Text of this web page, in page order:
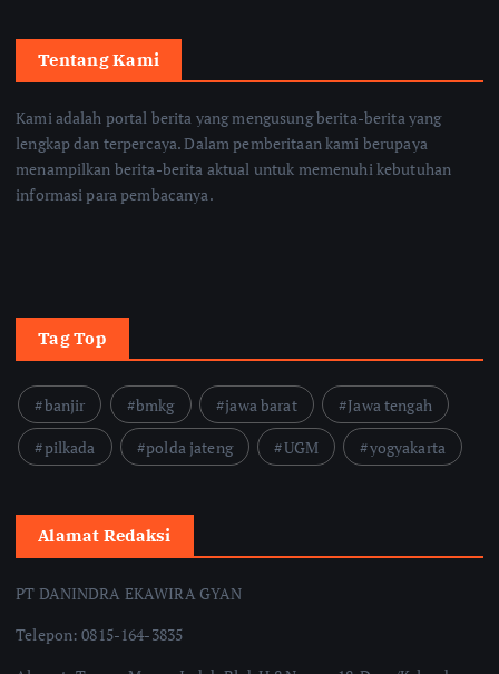
Tentang Kami
Kami adalah portal berita yang mengusung berita-berita yang
lengkap dan terpercaya. Dalam pemberitaan kami berupaya
menampilkan berita-berita aktual untuk memenuhi kebutuhan
informasi para pembacanya.
Tag Top
banjir bmkg jawa barat
Jawa tengah
pilkada
polda jateng UGM yogyakarta
Alamat Redaksi
PT DANINDRA EKAWIRA GYAN
Telepon: 0815-164-3835